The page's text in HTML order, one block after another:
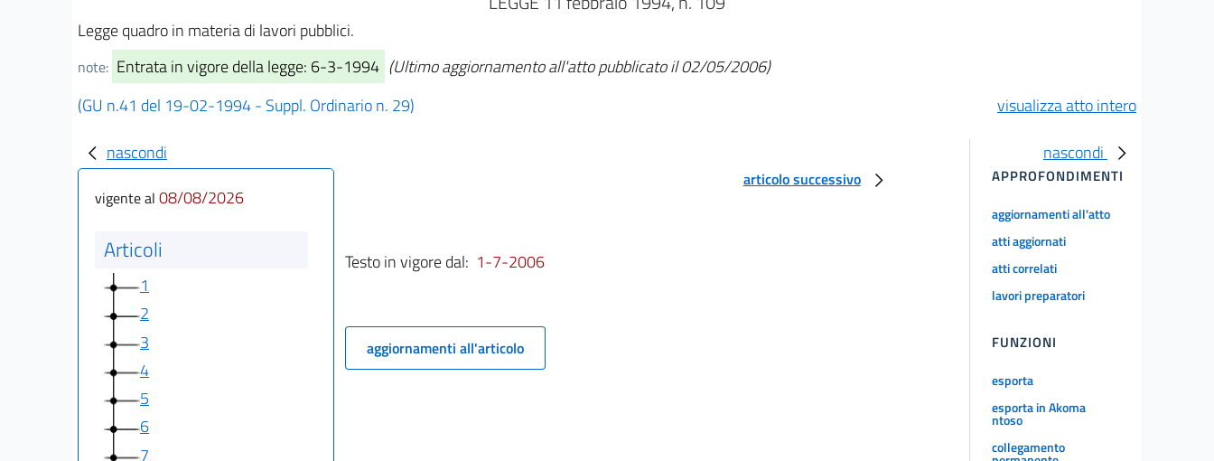
Legge quadro in materia di lavori pubblici.
note: Entrata in vigore della legge: 6-3-1994 (Ultimo aggiornamento all'atto pubblicato il 02/05/2006)
(GU n.41 del 19-02-1994 - Suppl. Ordinario n. 29)
visualizza atto intero
nascondi
vigente al 08/08/2026
Articoli
1
2
3
4
5
6
7
articolo successivo
Testo in vigore dal: 1-7-2006
aggiornamenti all'articolo
nascondi
APPROFONDIMENTI
aggiornamenti all'atto
atti aggiornati
atti correlati
lavori preparatori
FUNZIONI
esporta
esporta in Akoma
ntoso
collegamento